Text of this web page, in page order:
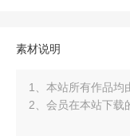
素材说明
1、本站所有作品均
2、会员在本站下载